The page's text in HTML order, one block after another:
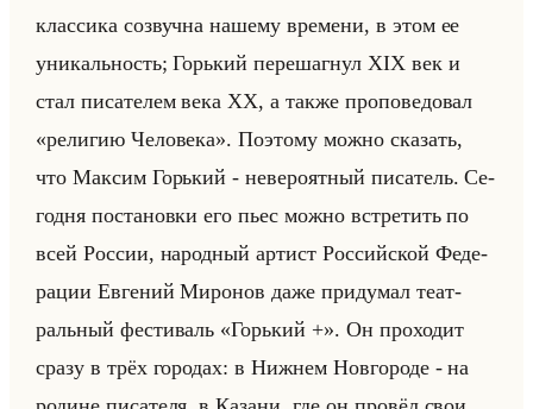
классика созвучна нашему времени, в этом ее
уникальность; Горький перешагнул XIX век и
стал писателем века ХХ, а также проповедовал
«религию Человека». По­это­му можно ска­зать,
что Мак­сим Горький - неве­ро­ят­ный пи­са­тель. Се­
год­ня по­ста­нов­ки его пьес можно встре­тить по
всей Рос­сии, на­род­ный ар­тист Рос­сийской Фе­де­
ра­ции Ев­ге­ний Ми­ро­нов даже при­ду­мал те­ат­
ральный фе­сти­валь «Горький +». Он про­хо­дит
сразу в трёх го­ро­дах: в Ниж­нем Нов­го­ро­де - на